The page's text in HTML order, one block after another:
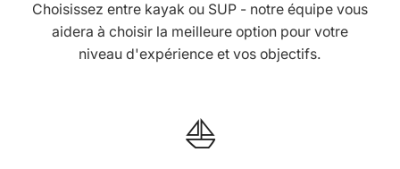
Choisissez entre kayak ou SUP - notre équipe vous
aidera à choisir la meilleure option pour votre
niveau d'expérience et vos objectifs.
⛵